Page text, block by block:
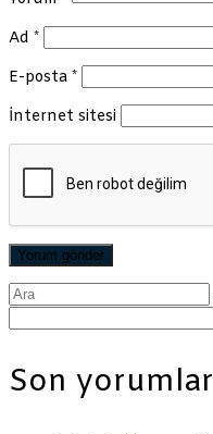
Ad *
E-posta *
İnternet sitesi
Şunu
ara:
Son yorumlar